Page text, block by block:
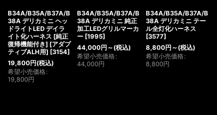
B34A/B35A/B37A/B
38A デリカミニ ヘッ
ドライトLED デイラ
イト化ハーネス [純正
復帰機能付き] [アダプ
ティブALH用] [3154]
19,800円 (税込)
希望小売価格:
19,800円
B34A/B35A/B37A/B
38A デリカミニ 純正
加工LEDグリルマーカ
ー [1995]
44,000円 ～ (税込)
希望小売価格:
44,000円
B34A/B35A/B37A/B
38A デリカミニ テー
ル全灯化ハーネス
[3577]
8,800円 ～ (税込)
希望小売価格:
8,800円